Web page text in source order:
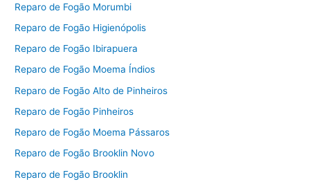
Reparo de Fogão Morumbi
Reparo de Fogão Higienópolis
Reparo de Fogão Ibirapuera
Reparo de Fogão Moema Índios
Reparo de Fogão Alto de Pinheiros
Reparo de Fogão Pinheiros
Reparo de Fogão Moema Pássaros
Reparo de Fogão Brooklin Novo
Reparo de Fogão Brooklin